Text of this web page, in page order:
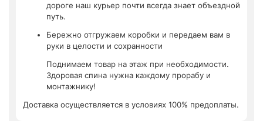
дороге наш курьер почти всегда знает объездной
путь.
Бережно отгружаем коробки и передаем вам в
руки в целости и сохранности
Поднимаем товар на этаж при необходимости.
Здоровая спина нужна каждому прорабу и
монтажнику!
Доставка осуществляется в условиях 100% предоплаты.